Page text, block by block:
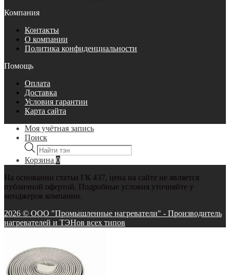
Компания
Контакты
О компании
Политика конфиденциальности
Помощь
Оплата
Доставка
Условия гарантии
Карта сайта
Моя учётная запись
Поиск
Поиск
товаров
Корзина 0
На основании статьи ГК 437, цена на сайте не является
публичной офертой. Подробные условия уточняйте у
менджеров компании.
2026 © ООО "Промышленные нагреватели" - Производитель
нагревателей и ТЭНов всех типов